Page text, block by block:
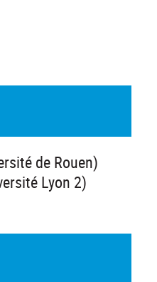
de Rouen)
Lyon 2)